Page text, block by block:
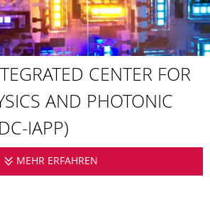
CENTER FOR
AND PHOTONIC
IAPP)
MEHR ERFAHREN